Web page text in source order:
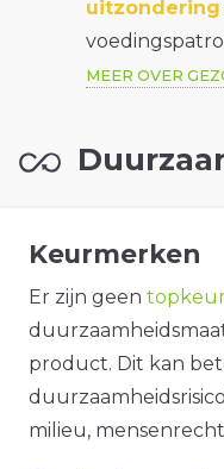
uitzondering
MEER OVER
Keurmerken
Er zijn geen
product. Dit kan
milieu,